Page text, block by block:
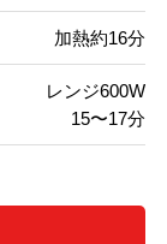
加熱約16分
レンジ600W
15〜17分